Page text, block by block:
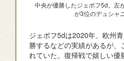
中央が優勝したジェポフ5d。左
が3位のデュシャ
ジェポフ5dは2020年、欧州
勝するなどの実績があるが、
れていた。復帰戦で嬉しい優